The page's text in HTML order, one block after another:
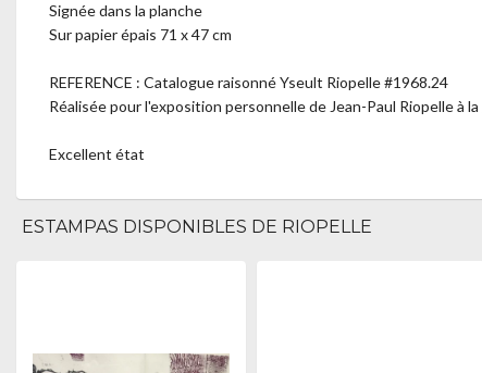
Signée dans la planche
Sur papier épais 71 x 47 cm
REFERENCE : Catalogue raisonné Yseult Riopelle #1968.24
Réalisée pour l'exposition personnelle de Jean-Paul Riopelle à
Excellent état
ESTAMPAS DISPONIBLES DE RIOPELLE